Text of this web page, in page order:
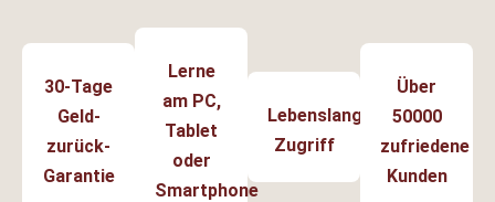
30-Tage
Geld-
zurück-
Garantie
Lerne
am PC,
Tablet
oder
Smartphone
Lebenslanger
Zugriff
Über
50000
zufriedene
Kunden